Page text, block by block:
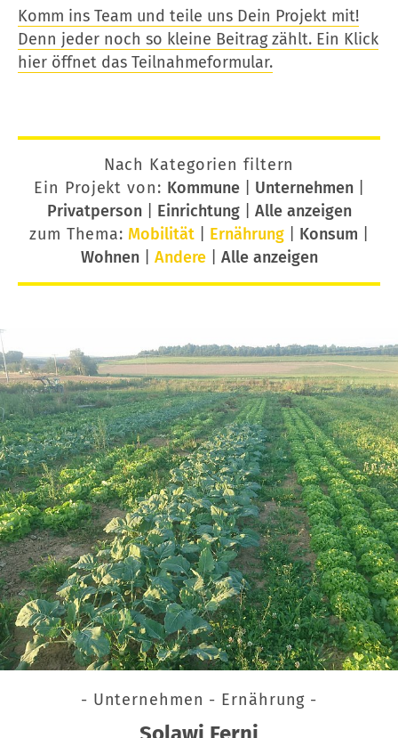
Komm ins Team und teile uns Dein Projekt mit!
Denn jeder noch so kleine Beitrag zählt. Ein Klick
hier öffnet das Teilnahmeformular.
Nach Kategorien filtern
Ein Projekt von: Kommune| Unternehmen|
Privatperson| Einrichtung| Alle anzeigen
zum Thema: Mobilität Ernährung Konsum
Wohnen| Andere| Alle anzeigen
- Unternehmen - Ernährung -